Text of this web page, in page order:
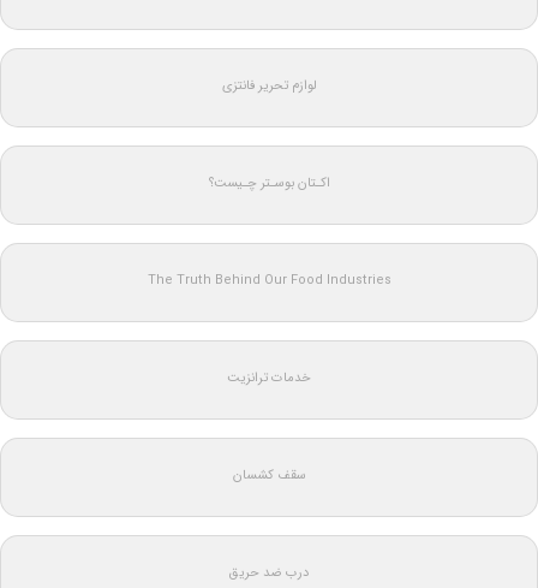
لوازم تحریر فانتزی
اکـتان بوسـتر چـیست؟
The Truth Behind Our Food Industries
خدمات ترانزیت
سقف کشسان
درب ضد حریق